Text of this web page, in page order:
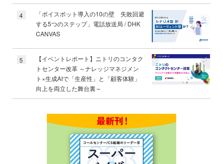
4
「ボイスボット導入の10の壁 失敗回避
する5つのステップ」電話放送局 / DHK
CANVAS
5
【イベントレポート】ニトリのコンタク
トセンター改革 ～ナレッジマネジメン
ト×生成AIで「生産性」と「顧客体験」
向上を両立した舞台裏～